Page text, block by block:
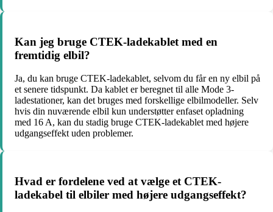
Kan jeg bruge CTEK-ladekablet med en
fremtidig elbil?
Ja, du kan bruge CTEK-ladekablet, selvom du får en ny elbil på
et senere tidspunkt. Da kablet er beregnet til alle Mode 3-
ladestationer, kan det bruges med forskellige elbilmodeller. Selv
hvis din nuværende elbil kun understøtter enfaset opladning
med 16 A, kan du stadig bruge CTEK-ladekablet med højere
udgangseffekt uden problemer.
Hvad er fordelene ved at vælge et CTEK-
ladekabel til elbiler med højere udgangseffekt?